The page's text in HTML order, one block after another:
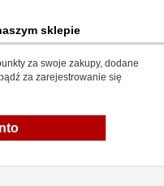
sklepie
za swoje zakupy, dodane
za zarejestrowanie się